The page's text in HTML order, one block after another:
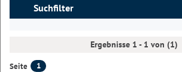
Suchfilter
Ergebnisse 1 - 1 von (1)
Seite
1